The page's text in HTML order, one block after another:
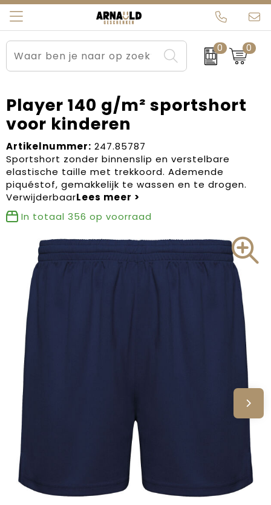
0 0
Relatiegeschenken
Sportkleding
Werkkleding
Kleding en textiel
Tassen
Beurs en Evenementen
Brievenbuspakketten
Carnaval
Dag van de Zorg
Kerstartikelen
Kerstpakketten
Kraamcadeaus
Pasen
Sinterklaas
Verjaardagen
Voetbal, EK en WK
Voor de bouw
Zomergeschenken
Zomerpakketten
Arnauld Kerstpakketten
MijnEigenKadootje
Ons team
Contact
Blogs
Player 140 g/m² sportshort
voor kinderen
Artikelnummer: 247.85787
Sportshort zonder binnenslip en verstelbare
elastische taille met trekkoord. Ademende
piquéstof, gemakkelijk te wassen en te drogen.
Verwijderbaar
In totaal 356 op voorraad